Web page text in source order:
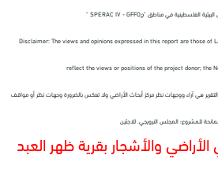
الفلسطينية في مناطق "ج" SPERAC IV - GFFO
Disclaimer: The views and opinions expressed in this report are those of
reflect the views or positions of the project donor; the
هي آراء ووجهات نظر مركز أبحاث الأراضي ولا تعكس بالضرورة وجهات نظر أو مواقف
للمشروع؛ المجلس النرويجي. للاجئين
الأراضي والأشجار بقرية ظهر العبد